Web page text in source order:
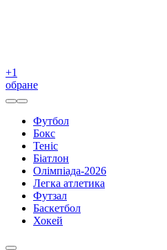
+1
обране
Футбол
Бокс
Теніс
Біатлон
Олімпіада-2026
Легка атлетика
Футзал
Баскетбол
Хокей